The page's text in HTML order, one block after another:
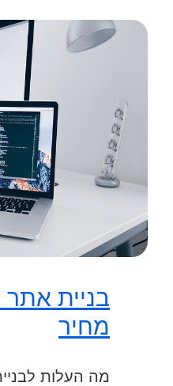
בניית
מחיר
מה העלות